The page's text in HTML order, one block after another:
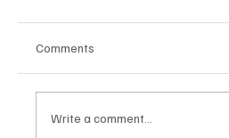
Comments
Write a comment...